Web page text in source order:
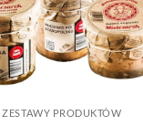
na stronie
ZESTAWY PRODUKTÓW